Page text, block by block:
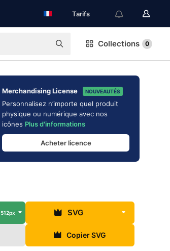
Tarifs
Collections 0
Merchandising License NOUVEAUTÉS
Personnalisez n’importe quel produit
physique ou numérique avec nos
icônes Plus d'informations
Acheter licence
512px SVG
Copier SVG